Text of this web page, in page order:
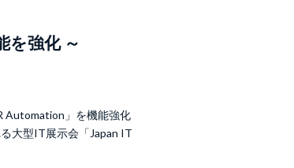
を強化 ～
Automation」を機能強化
大型IT展示会「Japan IT